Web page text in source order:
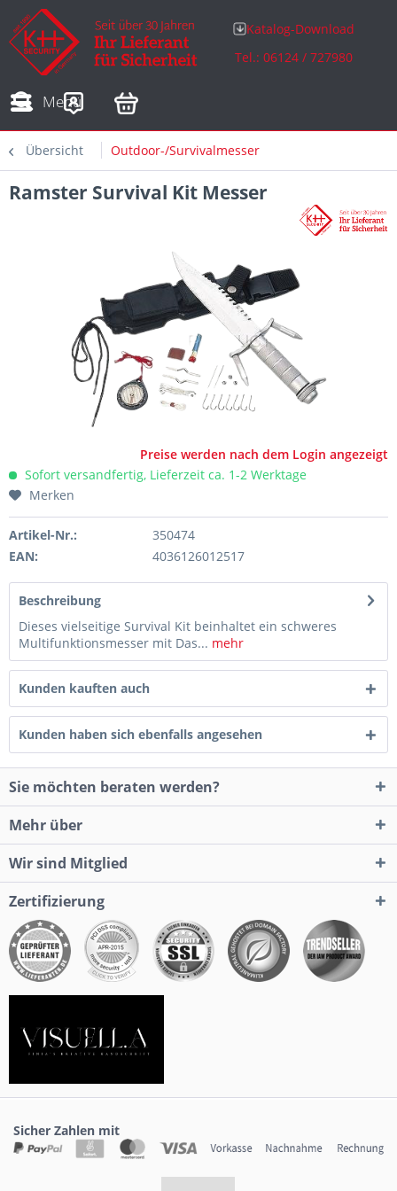
Katalog-Download
Tel.: 06124 / 727980
Menü
Adressen
Übersicht Outdoor-/Survivalmesser
Ramster Survival Kit Messer
Preise werden nach dem Login angezeigt
Sofort versandfertig, Lieferzeit ca. 1-2 Werktage
Merken
Artikel-Nr.:
350474
EAN:
4036126012517
Beschreibung
Dieses vielseitige Survival Kit beinhaltet ein schweres
Multifunktionsmesser mit Das... mehr
Kunden kauften auch
Kunden haben sich ebenfalls angesehen
Sie möchten beraten werden?
Mehr über
Wir sind Mitglied
Zertifizierung
Sicher Zahlen mit